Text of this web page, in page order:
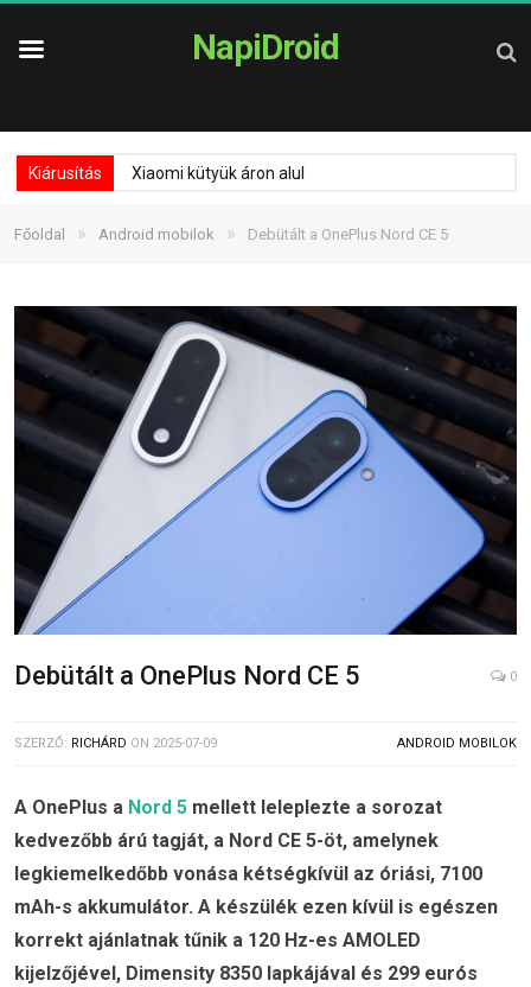
NapiDroid
Kiárusítás Xiaomi kütyük áron alul
Főoldal » Android mobilok » Debütált a OnePlus Nord CE 5
Debütált a OnePlus Nord CE 5 0
SZERZŐ: RICHÁRD ON 2025-07-09 ANDROID MOBILOK
A OnePlus a Nord 5 mellett leleplezte a sorozat
kedvezőbb árú tagját, a Nord CE 5-öt, amelynek
legkiemelkedőbb vonása kétségkívül az óriási, 7100
mAh-s akkumulátor. A készülék ezen kívül is egészen
korrekt ajánlatnak tűnik a 120 Hz-es AMOLED
kijelzőjével, Dimensity 8350 lapkájával és 299 eurós